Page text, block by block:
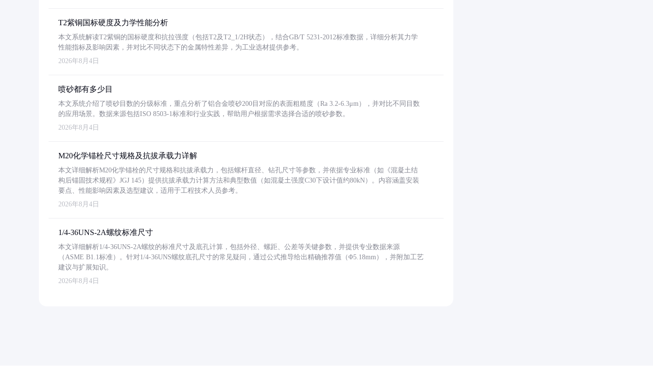
T2紫铜国标硬度及力学性能分析
本文系统解读T2紫铜的国标硬度和抗拉强度（包括T2及T2_1/2H状态），结合GB/T 5231-2012标准数据，详细分析其力学
性能指标及影响因素，并对比不同状态下的金属特性差异，为工业选材提供参考。
2026年8月4日
喷砂都有多少目
本文系统介绍了喷砂目数的分级标准，重点分析了铝合金喷砂200目对应的表面粗糙度（Ra 3.2-6.3μm），并对比不同目数
的应用场景。数据来源包括ISO 8503-1标准和行业实践，帮助用户根据需求选择合适的喷砂参数。
2026年8月4日
M20化学锚栓尺寸规格及抗拔承载力详解
本文详细解析M20化学锚栓的尺寸规格和抗拔承载力，包括螺杆直径、钻孔尺寸等参数，并依据专业标准（如《混凝土结
构后锚固技术规程》JGJ 145）提供抗拔承载力计算方法和典型数值（如混凝土强度C30下设计值约80kN）。内容涵盖安装
要点、性能影响因素及选型建议，适用于工程技术人员参考。
2026年8月4日
1/4-36UNS-2A螺纹标准尺寸
本文详细解析1/4-36UNS-2A螺纹的标准尺寸及底孔计算，包括外径、螺距、公差等关键参数，并提供专业数据来源
（ASME B1.1标准）。针对1/4-36UNS螺纹底孔尺寸的常见疑问，通过公式推导给出精确推荐值（Φ5.18mm），并附加工艺
建议与扩展知识。
2026年8月4日